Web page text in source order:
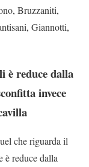
Bruzzaniti,
Giannotti,
è reduce dalla
invece
che riguarda il
è reduce dalla